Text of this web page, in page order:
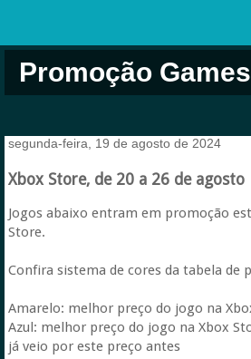
Promoção Games
segunda-feira, 19 de agosto de 2024
Xbox Store, de 20 a 26 de agosto
Jogos abaixo entram em promoção
Store.
Confira sistema de cores da tabela de
Amarelo: melhor preço do jogo na
Azul: melhor preço do jogo na Xbox
já veio por este preço antes